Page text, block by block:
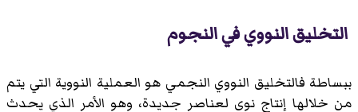
التخليق النووي في النجوم
ببساطة فالتخليق النووي النجمي هو العملية النووية التي يتم
من خلالها إنتاج نوى لعناصر جديدة، وهو الأمر الذي يحدث